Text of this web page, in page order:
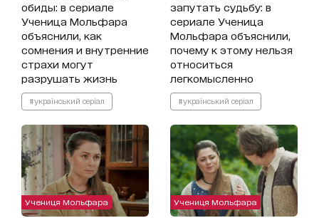
обиды: в сериале
Ученица Мольфара
объяснили, как
сомнения и внутренние
страхи могут
разрушать жизнь
#український серіал
запутать судьбу: в
сериале Ученица
Мольфара объяснили,
почему к этому нельзя
относиться
легкомысленно
#український серіал
Учениця Мольфара Учениця Мольфара